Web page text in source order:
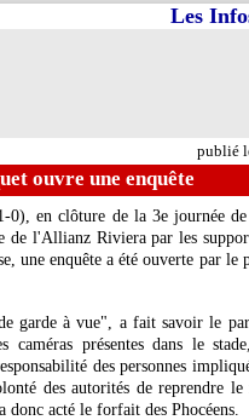
publié
Les
ouvre une enquête
0), en clôture de la 3e journée
de l'Allianz Riviera par les
une enquête a été ouverte par le
garde à vue", a fait savoir le
caméras présentes dans le
des personnes
des autorités de reprendre
donc acté le forfait des Phocéens.